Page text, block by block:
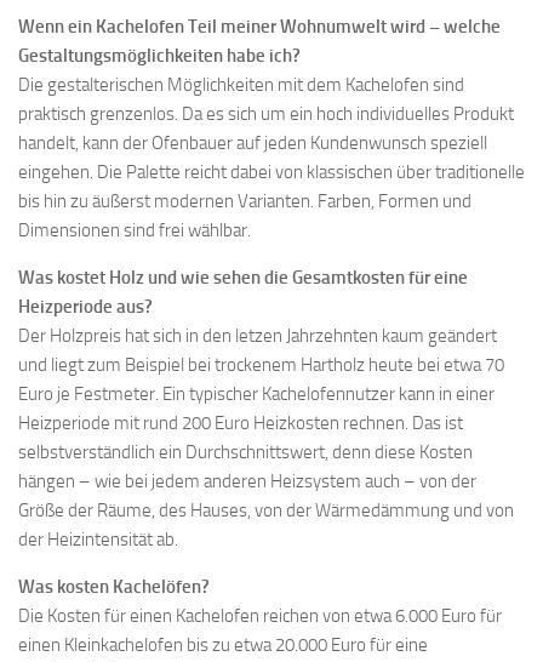
Wenn ein Kachelofen Teil meiner Wohnumwelt wird – welche
Gestaltungsmöglichkeiten habe ich?
Die gestalterischen Möglichkeiten mit dem Kachelofen sind
praktisch grenzenlos. Da es sich um ein hoch individuelles Produkt
handelt, kann der Ofenbauer auf jeden Kundenwunsch speziell
eingehen. Die Palette reicht dabei von klassischen über traditionelle
bis hin zu äußerst modernen Varianten. Farben, Formen und
Dimensionen sind frei wählbar.
Was kostet Holz und wie sehen die Gesamtkosten für eine
Heizperiode aus?
Der Holzpreis hat sich in den letzen Jahrzehnten kaum geändert
und liegt zum Beispiel bei trockenem Hartholz heute bei etwa 70
Euro je Festmeter. Ein typischer Kachelofennutzer kann in einer
Heizperiode mit rund 200 Euro Heizkosten rechnen. Das ist
selbstverständlich ein Durchschnittswert, denn diese Kosten
hängen – wie bei jedem anderen Heizsystem auch – von der
Größe der Räume, des Hauses, von der Wärmedämmung und von
der Heizintensität ab.
Was kosten Kachelöfen?
Die Kosten für einen Kachelofen reichen von etwa 6.000 Euro für
einen Kleinkachelofen bis zu etwa 20.000 Euro für eine